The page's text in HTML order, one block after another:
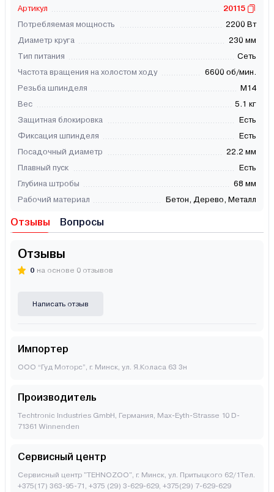
Артикул
20115
Потребляемая мощность
2200 Вт
Диаметр круга
230 мм
Тип питания
Сеть
Частота вращения на холостом ходу
6600 об/мин.
Резьба шпинделя
М14
Вес
5.1 кг
Защитная блокировка
Есть
Фиксация шпинделя
Есть
Посадочный диаметр
22.2 мм
Плавный пуск
Есть
Глубина штробы
68 мм
Рабочий материал
Бетон, Дерево, Металл
Отзывы Вопросы
Отзывы
0 на основе 0 отзывов
Написать отзыв
Импортер
ООО “Гуд Моторс”, г. Минск, ул. Я.Коласа 63 3н
Производитель
Techtronic Industries GmbH, Германия, Max-Eyth-Strasse 10 D-
71361 Winnenden
Сервисный центр
Сервисный центр "TEHNOZOO", г. Минск, ул. Притыцкого 62/1Тел.
+375(17) 363-95-71, +375 (29) 3-629-629, +375(29) 7-629-629